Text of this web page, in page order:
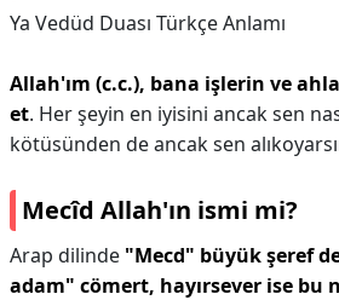
Ya Vedüd Duası Türkçe Anlamı
Allah'ım (c.c.), bana işlerin ve
et. Her şeyin en iyisini ancak sen
kötüsünden de ancak sen
Mecîd Allah'ın ismi mi?
Arap dilinde "Mecd" büyük şeref
adam" cömert, hayırsever ise bu